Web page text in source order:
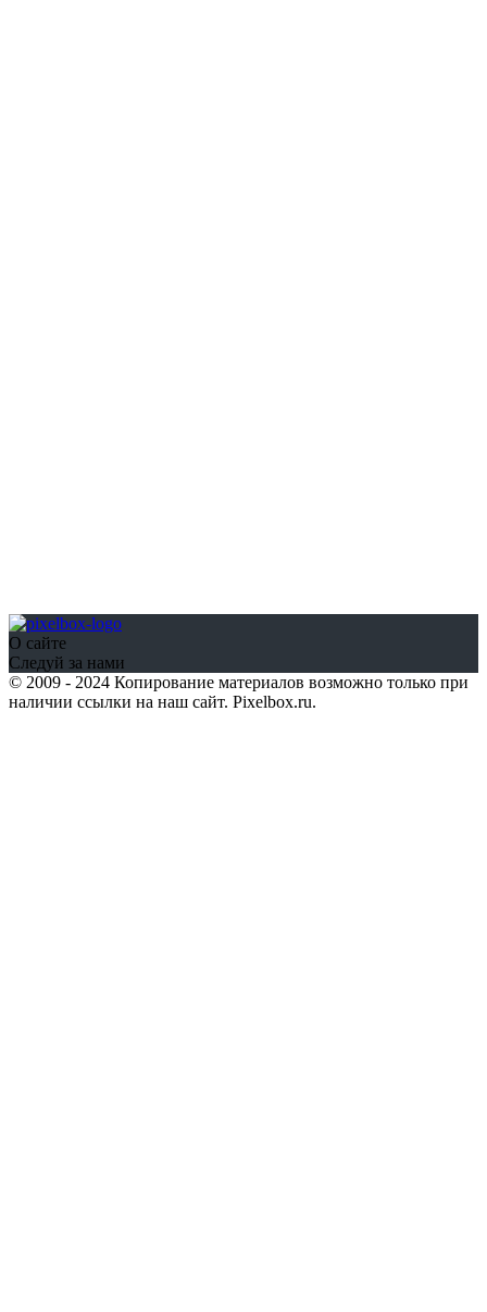
О сайте
Следуй за нами
© 2009 - 2024 Копирование материалов возможно только при
наличии ссылки на наш сайт. Pixelbox.ru.